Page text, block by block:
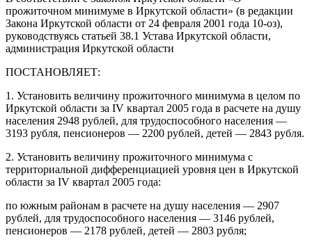
прожиточном минимуме в Иркутской области» (в редакции
Закона Иркутской области от 24 февраля 2001 года 10-оз),
руководствуясь статьей 38.1 Устава Иркутской области,
администрация Иркутской области
ПОСТАНОВЛЯЕТ:
1. Установить величину прожиточного минимума в целом по
Иркутской области за IV квартал 2005 года в расчете на душу
населения 2948 рублей, для трудоспособного населения —
3193 рубля, пенсионеров — 2200 рублей, детей — 2843 рубля.
2. Установить величину прожиточного минимума с
территориальной дифференциацией уровня цен в Иркутской
области за IV квартал 2005 года:
по южным районам в расчете на душу населения — 2907
рублей, для трудоспособного населения — 3146 рублей,
пенсионеров — 2178 рублей, детей — 2803 рубля;